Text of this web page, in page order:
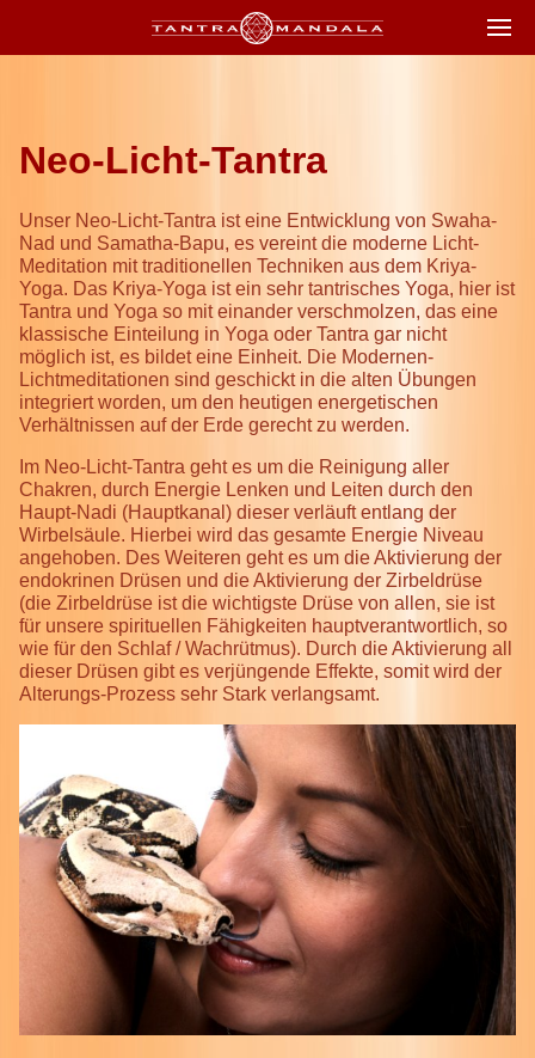
Neo-Licht-Tantra
Unser Neo-Licht-Tantra ist eine Entwicklung von Swaha-
Nad und Samatha-Bapu, es vereint die moderne Licht-
Meditation mit traditionellen Techniken aus dem Kriya-
Yoga. Das Kriya-Yoga ist ein sehr tantrisches Yoga, hier ist
Tantra und Yoga so mit einander verschmolzen, das eine
klassische Einteilung in Yoga oder Tantra gar nicht
möglich ist, es bildet eine Einheit. Die Modernen-
Lichtmeditationen sind geschickt in die alten Übungen
integriert worden, um den heutigen energetischen
Verhältnissen auf der Erde gerecht zu werden.
Im Neo-Licht-Tantra geht es um die Reinigung aller
Chakren, durch Energie Lenken und Leiten durch den
Haupt-Nadi (Hauptkanal) dieser verläuft entlang der
Wirbelsäule. Hierbei wird das gesamte Energie Niveau
angehoben. Des Weiteren geht es um die Aktivierung der
endokrinen Drüsen und die Aktivierung der Zirbeldrüse
(die Zirbeldrüse ist die wichtigste Drüse von allen, sie ist
für unsere spirituellen Fähigkeiten hauptverantwortlich, so
wie für den Schlaf / Wachrütmus). Durch die Aktivierung all
dieser Drüsen gibt es verjüngende Effekte, somit wird der
Alterungs-Prozess sehr Stark verlangsamt.